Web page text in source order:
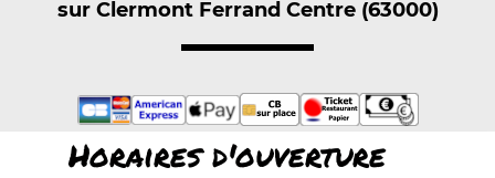
sur Clermont Ferrand Centre (63000)
Horaires d'ouverture